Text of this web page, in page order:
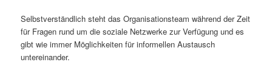
Selbstverständlich steht das Organisationsteam während der Zeit
für Fragen rund um die soziale Netzwerke zur Verfügung und es
gibt wie immer Möglichkeiten für informellen Austausch
untereinander.